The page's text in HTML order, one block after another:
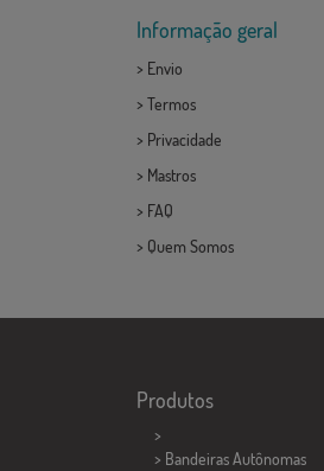
Informação geral
> Envio
> Termos
> Privacidade
> Mastros
> FAQ
> Quem Somos
Produtos
>
> Bandeiras Autônomas